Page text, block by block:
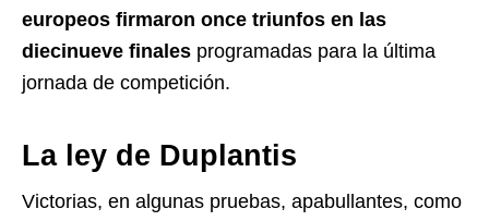
europeos firmaron once triunfos en las
diecinueve finales programadas para la última
jornada de competición.
La ley de Duplantis
Victorias, en algunas pruebas, apabullantes, como